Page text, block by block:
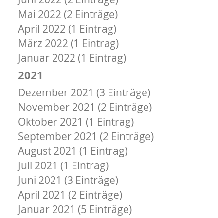
Mai 2022 (2 Einträge)
April 2022 (1 Eintrag)
März 2022 (1 Eintrag)
Januar 2022 (1 Eintrag)
2021
Dezember 2021 (3 Einträge)
November 2021 (2 Einträge)
Oktober 2021 (1 Eintrag)
September 2021 (2 Einträge)
August 2021 (1 Eintrag)
Juli 2021 (1 Eintrag)
Juni 2021 (3 Einträge)
April 2021 (2 Einträge)
Januar 2021 (5 Einträge)